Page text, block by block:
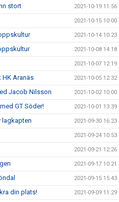
stort 2021-10-19 11:56
2021-10-15 10:00
2021-10-14 10:23
2021-10-08 14:18
2021-10-07 12:19
HK Aranäs 2021-10-05 12:32
Jacob Nilsson 2021-10-02 10:00
GT Söder! 2021-10-01 13:39
lagkapten 2021-09-30 16:23
2021-09-24 10:53
2021-09-21 12:26
2021-09-17 10:21
2021-09-15 15:43
din plats! 2021-09-09 11:29